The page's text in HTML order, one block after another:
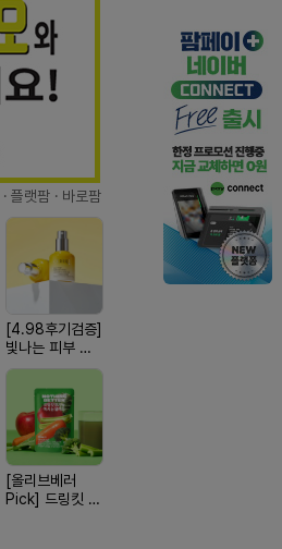
· 플랫팜 · 바로팜
[4.98후기검증]
빛나는 피부 오
브링 세럼
[올리브베러
Pick] 드링킷 건